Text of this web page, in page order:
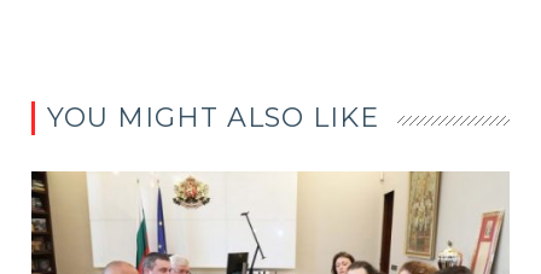
YOU MIGHT ALSO LIKE